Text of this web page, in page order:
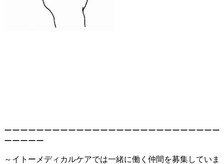
ーーーーーーーーーーーーーーーーーーーーーーーーーーー
ーーーーー
～イトーメディカルケアでは一緒に働く仲間を募集していま